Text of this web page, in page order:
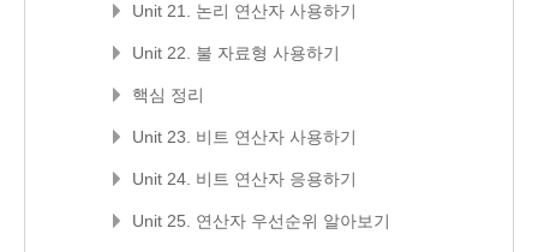
Unit 21. 논리 연산자 사용하기
Unit 22. 불 자료형 사용하기
핵심 정리
Unit 23. 비트 연산자 사용하기
Unit 24. 비트 연산자 응용하기
Unit 25. 연산자 우선순위 알아보기